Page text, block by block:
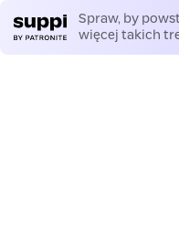
Spraw, by
więcej takich